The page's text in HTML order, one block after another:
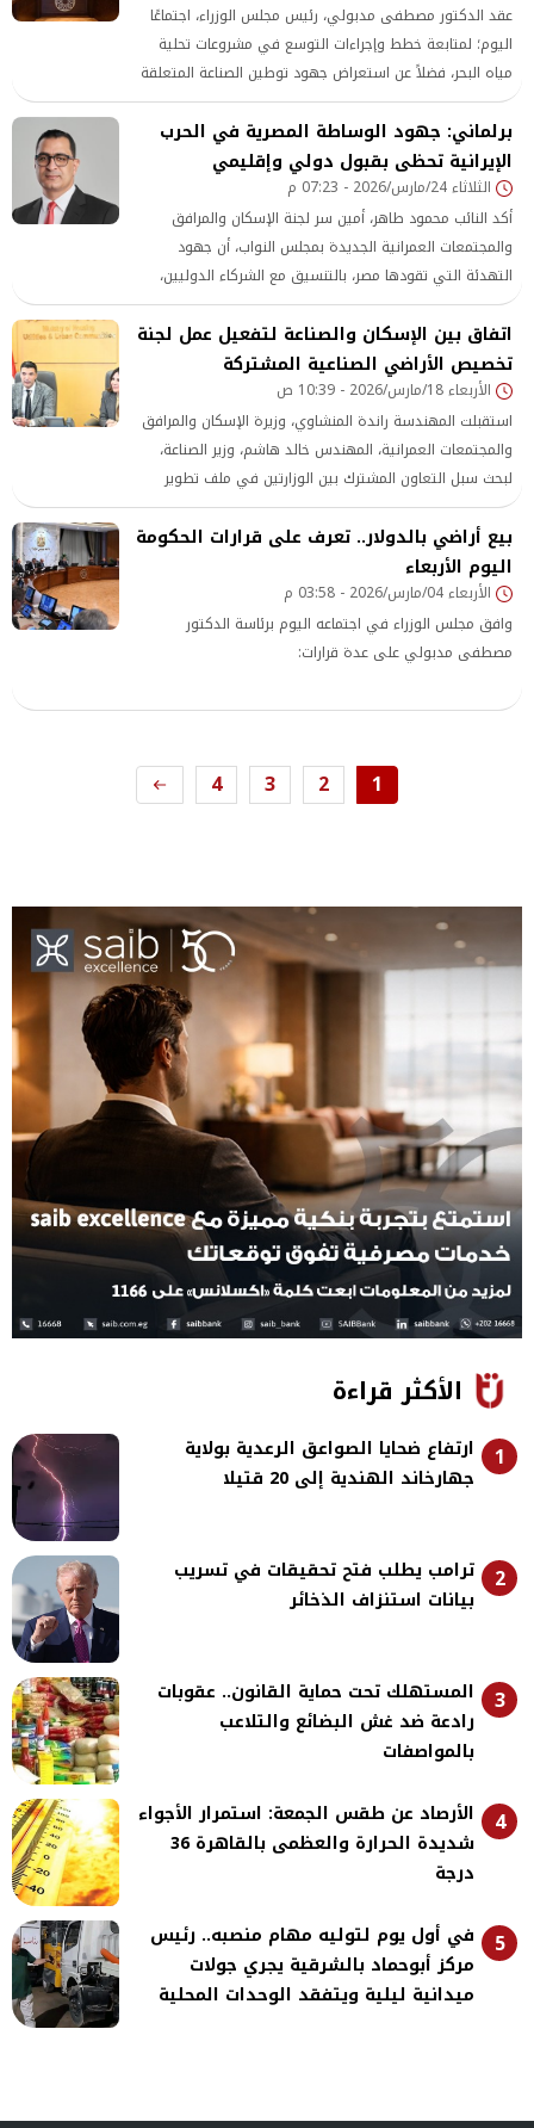
عقد الدكتور مصطفى مدبولي، رئيس مجلس الوزراء، اجتماعًا
اليوم؛ لمتابعة خطط وإجراءات التوسع في مشروعات تحلية
مياه البحر، فضلاً عن استعراض جهود توطين الصناعة المتعلقة
بمكوناتها ومستلزمات تشغيلها.
برلماني: جهود الوساطة المصرية في الحرب
الإيرانية تحظى بقبول دولي وإقليمي
الثلاثاء 24/مارس/2026 - 07:23 م
أكد النائب محمود طاهر، أمين سر لجنة الإسكان والمرافق
والمجتمعات العمرانية الجديدة بمجلس النواب، أن جهود
التهدئة التي تقودها مصر، بالتنسيق مع الشركاء الدوليين،
تحظى بقبول واسع من جميع أطراف النزاع، في مؤشر واضح
على الثقة الدولية في الدور المصري المحوري.
اتفاق بين الإسكان والصناعة لتفعيل عمل لجنة
تخصيص الأراضي الصناعية المشتركة
الأربعاء 18/مارس/2026 - 10:39 ص
استقبلت المهندسة راندة المنشاوي، وزيرة الإسكان والمرافق
والمجتمعات العمرانية، المهندس خالد هاشم، وزير الصناعة،
لبحث سبل التعاون المشترك بين الوزارتين في ملف تطوير
المناطق الصناعية
بيع أراضي بالدولار.. تعرف على قرارات الحكومة
اليوم الأربعاء
الأربعاء 04/مارس/2026 - 03:58 م
وافق مجلس الوزراء في اجتماعه اليوم برئاسة الدكتور
مصطفى مدبولي على عدة قرارات:
1
2
3
4
الأكثر قراءة
1
ارتفاع ضحايا الصواعق الرعدية بولاية
جهارخاند الهندية إلى 20 قتيلا
2
ترامب يطلب فتح تحقيقات في تسريب
بيانات استنزاف الذخائر
3
المستهلك تحت حماية القانون.. عقوبات
رادعة ضد غش البضائع والتلاعب
بالمواصفات
4
الأرصاد عن طقس الجمعة: استمرار الأجواء
شديدة الحرارة والعظمى بالقاهرة 36
درجة
5
في أول يوم لتوليه مهام منصبه.. رئيس
مركز أبوحماد بالشرقية يجري جولات
ميدانية ليلية ويتفقد الوحدات المحلية